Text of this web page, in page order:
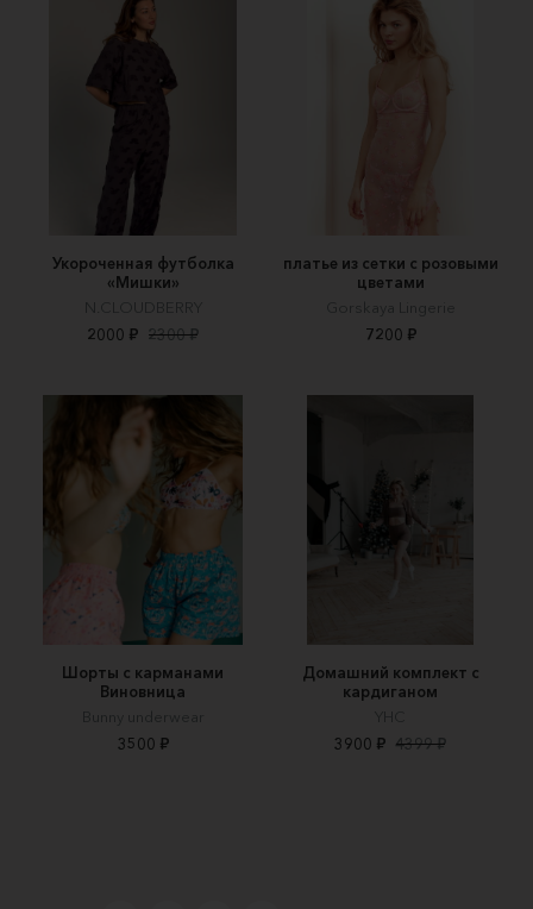
Укороченная футболка
«Мишки»
N.CLOUDBERRY
2000 ₽ 2300 ₽
платье из сетки с розовыми
цветами
Gorskaya Lingerie
7200 ₽
Шорты с карманами
Виновница
Bunny underwear
3500 ₽
Домашний комплект с
кардиганом
YHC
3900 ₽ 4399 ₽